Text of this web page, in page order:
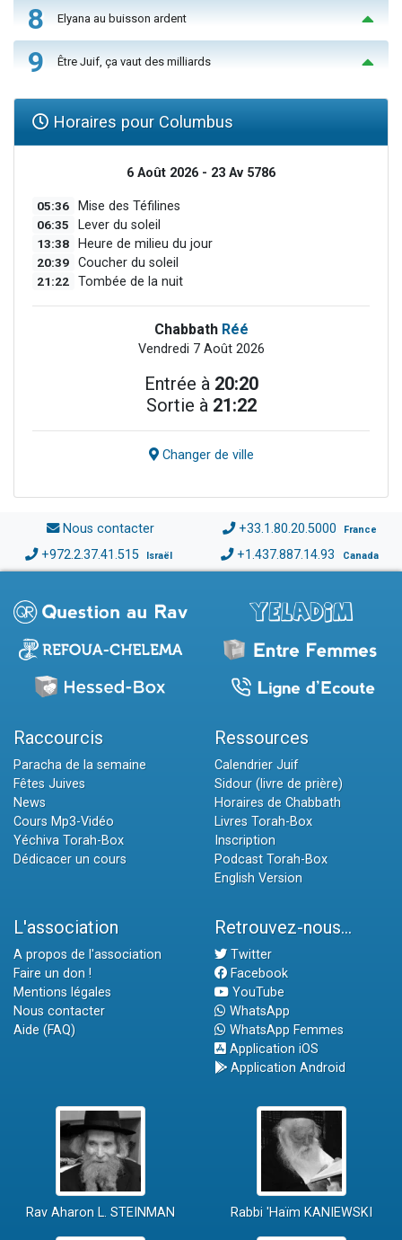
8 Elyana au buisson ardent
9 Être Juif, ça vaut des milliards
Horaires pour Columbus
6 Août 2026 - 23 Av 5786
05:36 Mise des Téfilines
06:35 Lever du soleil
13:38 Heure de milieu du jour
20:39 Coucher du soleil
21:22 Tombée de la nuit
Chabbath Réé
Vendredi 7 Août 2026
Entrée à 20:20
Sortie à 21:22
Changer de ville
Nous contacter +33.1.80.20.5000 France
+972.2.37.41.515 Israël +1.437.887.14.93 Canada
Raccourcis
Paracha de la semaine
Fêtes Juives
News
Cours Mp3-Vidéo
Yéchiva Torah-Box
Dédicacer un cours
Ressources
Calendrier Juif
Sidour (livre de prière)
Horaires de Chabbath
Livres Torah-Box
Inscription
Podcast Torah-Box
English Version
L'association
A propos de l'association
Faire un don !
Mentions légales
Nous contacter
Aide (FAQ)
Retrouvez-nous...
Twitter
Facebook
YouTube
WhatsApp
WhatsApp Femmes
Application iOS
Application Android
Rav Aharon L. STEINMAN Rabbi 'Haïm KANIEWSKI